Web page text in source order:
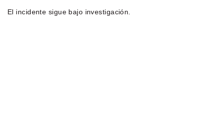
El incidente sigue bajo investigación.